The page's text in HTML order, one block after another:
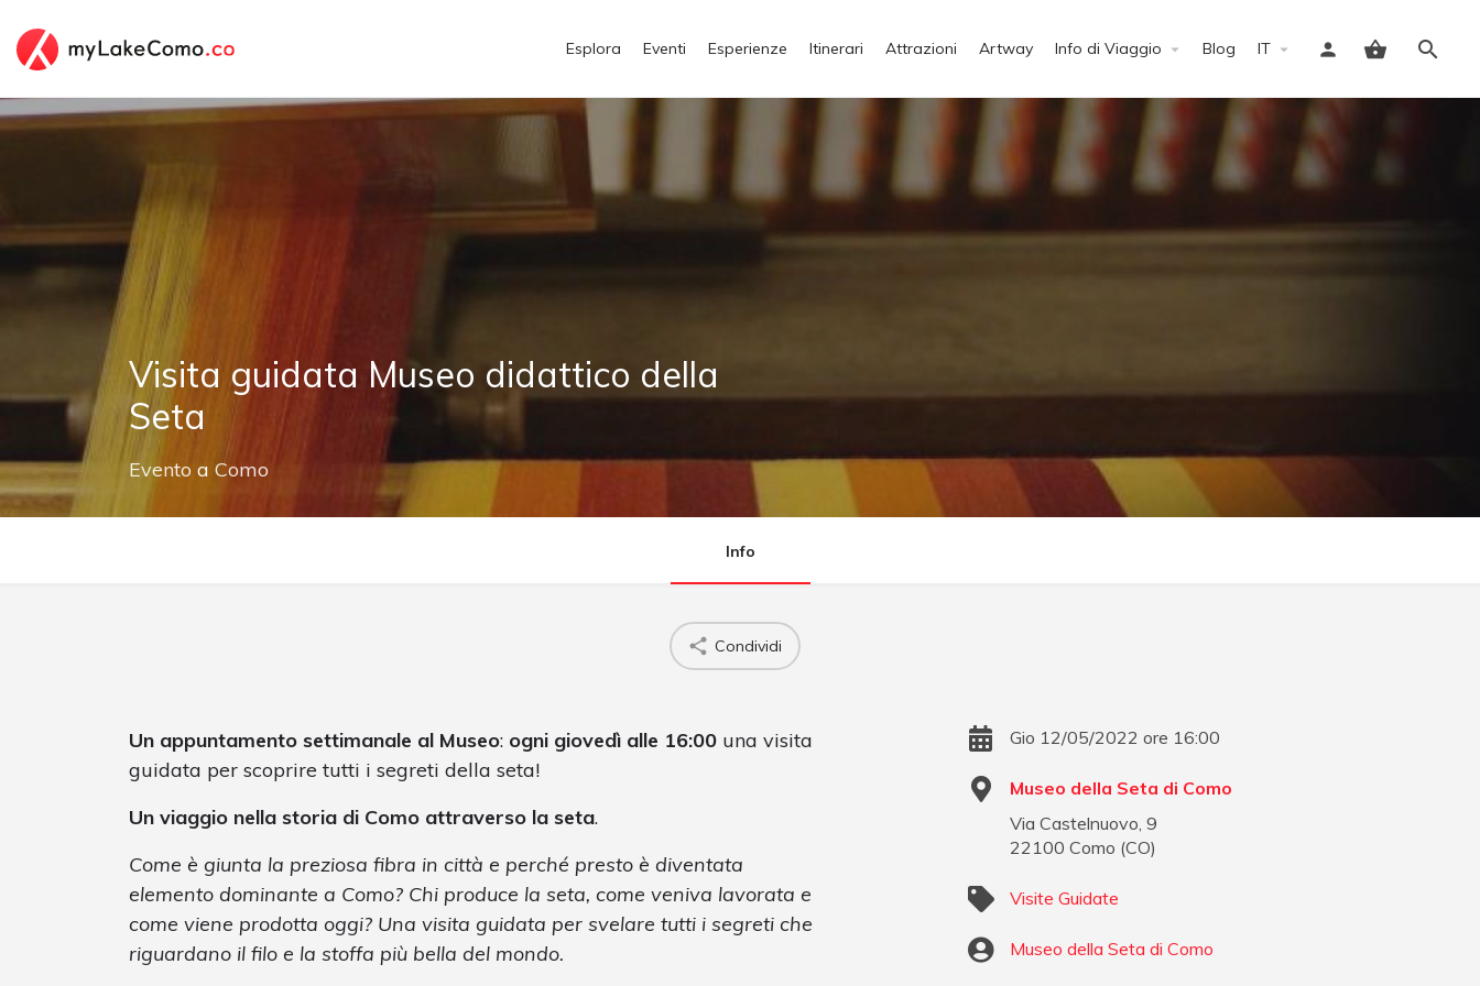
Esplora Eventi Esperienze Itinerari Attrazioni Artway Info di Viaggio Blog IT
Accedi
Visita guidata Museo didattico della
Seta
Evento a Como
Info
Condividi
Un appuntamento settimanale al Museo: ogni giovedì alle 16:00 una visita
guidata per scoprire tutti i segreti della seta!
Un viaggio nella storia di Como attraverso la seta.
Come è giunta la preziosa fibra in città e perché presto è diventata
elemento dominante a Como? Chi produce la seta, come veniva lavorata e
come viene prodotta oggi? Una visita guidata per svelare tutti i segreti che
riguardano il filo e la stoffa più bella del mondo.
Gio 12/05/2022 ore 16:00
Museo della Seta di Como
Via Castelnuovo, 9
22100 Como (CO)
Visite Guidate
Museo della Seta di Como